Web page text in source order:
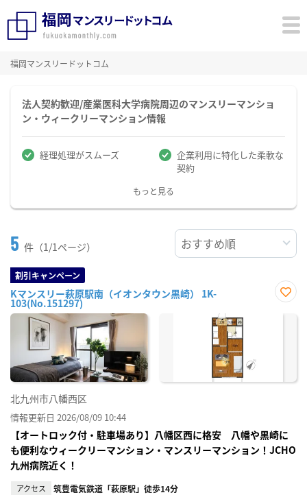
福岡マンスリードットコム
法人契約歓迎/産業医科大学病院周辺のマンスリーマンショ
ン・ウィークリーマンション情報
経理処理がスムーズ
企業利用に特化した柔軟な
契約
もっと見る
5 件（1/1ページ）
割引キャンペーン
Kマンスリー萩原駅南（イオンタウン黒崎） 1K-
103(No.151297)
に入
北九州市八幡西区
情報更新日 2026/08/09 10:44
【オートロック付・駐車場あり】八幡区西に格安 八幡や黒崎に
も便利なウィークリーマンション・マンスリーマンション！JCHO
九州病院近く！
アクセス 筑豊電気鉄道「萩原駅」徒歩14分